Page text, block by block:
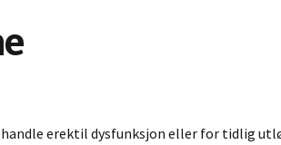
erektil dysfunksjon eller for tidlig